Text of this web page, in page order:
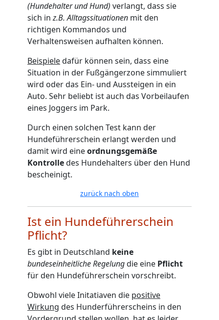
(Hundehalter und Hund) verlangt, dass sie
sich inz.B. Alltagssituationen mit den
richtigen Kommandos und
Verhaltensweisen aufhalten können.
Beispieledafür können sein, dass eine
Situation in der Fußgängerzone simmuliert
wird oder das Ein- und Aussteigen in ein
Auto. Sehr beliebt ist auch das Vorbeilaufen
eines Joggers im Park.
Durch einen solchen Test kann der
Hundeführerschein erlangt werden und
damit wird eineordnungsgemäße
Kontrolledes Hundehalters über den Hund
bescheinigt.
zurück nach oben
Ist ein Hundeführerschein
Pflicht?
Es gibt in Deutschland keine
bundeseinheitliche Regelungdie eine Pflicht
für den Hundeführerschein vorschreibt.
Obwohl viele Initatiaven die positive
Wirkung des Hunderführerscheins in den